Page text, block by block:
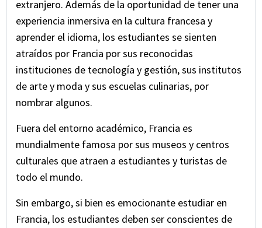
línea.
Revise atentamente los documentos del
seguro de viaje recibidos por correo electrónico
para obtener detalles de la cobertura y
números de contacto relevantes
extranjero. Además de la oportunidad de tener una
experiencia inmersiva en la cultura francesa y
aprender el idioma, los estudiantes se sienten
atraídos por Francia por sus reconocidas
instituciones de tecnología y gestión, sus institutos
de arte y moda y sus escuelas culinarias, por
nombrar algunos.
Fuera del entorno académico, Francia es
mundialmente famosa por sus museos y centros
culturales que atraen a estudiantes y turistas de
todo el mundo.
Sin embargo, si bien es emocionante estudiar en
Francia, los estudiantes deben ser conscientes de